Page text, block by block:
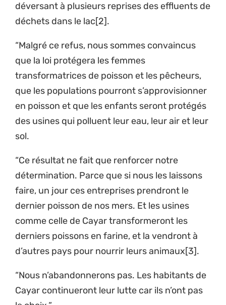
déversant à plusieurs reprises des effluents de
déchets dans le lac[2].
“Malgré ce refus, nous sommes convaincus
que la loi protégera les femmes
transformatrices de poisson et les pêcheurs,
que les populations pourront s’approvisionner
en poisson et que les enfants seront protégés
des usines qui polluent leur eau, leur air et leur
sol.
“Ce résultat ne fait que renforcer notre
détermination. Parce que si nous les laissons
faire, un jour ces entreprises prendront le
dernier poisson de nos mers. Et les usines
comme celle de Cayar transformeront les
derniers poissons en farine, et la vendront à
d’autres pays pour nourrir leurs animaux[3].
“Nous n’abandonnerons pas. Les habitants de
Cayar continueront leur lutte car ils n’ont pas